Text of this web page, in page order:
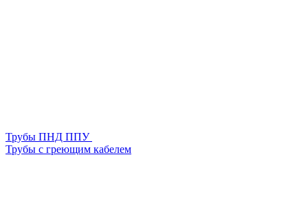
Трубы ПНД ППУ
Трубы с греющим кабелем